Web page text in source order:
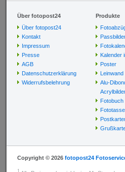
Über fotopost24
Über fotopost24
Kontakt
Impressum
Presse
AGB
Datenschutzerklärung
Widerrufsbelehrung
Produkte
Kalender
Poster
Leinwand
Alu-
Fotobuch
Copyright © 2026 fotopost24